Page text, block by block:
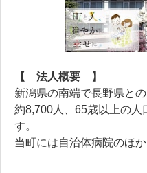
【 法人概要 】
新潟県の南端で長野県と
約8,700人、65歳以上の人
す。
当町には自治体病院のほ